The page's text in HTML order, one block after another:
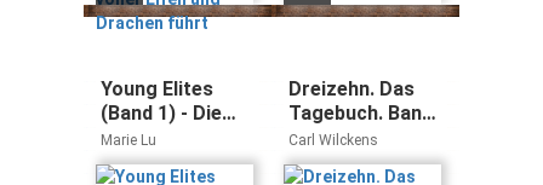
Young Elites
(Band 1) - Die
Gemeinschaft
der Dolche:
Marie Lu
Dreizehn. Das
Tagebuch. Band
1: Roman (13.
Dark Fantasy,
Carl Wilckens